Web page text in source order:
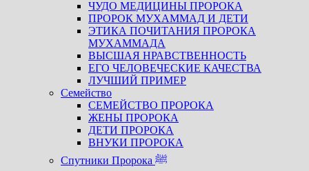
ЧУДО МЕДИЦИНЫ ПРОРОКА
ПРОРОК МУХАММАД И ДЕТИ
ЭТИКА ПОЧИТАНИЯ ПРОРОКА
МУХАММАДА
ВЫСШАЯ НРАВСТВЕННОСТЬ
ЕГО ЧЕЛОВЕЧЕСКИЕ КАЧЕСТВА
ЛУЧШИЙ ПРИМЕР
Семейство
СЕМЕЙСТВО ПРОРОКА
ЖЕНЫ ПРОРОКА
ДЕТИ ПРОРОКА
ВНУКИ ПРОРОКА
Спутники Пророка ﷺ